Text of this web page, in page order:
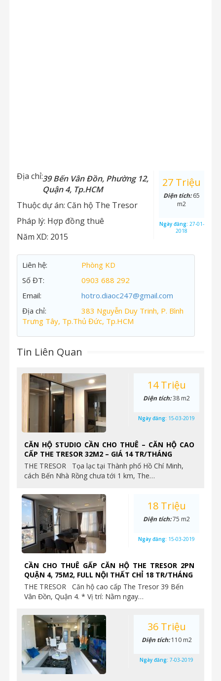
Địa chỉ:39 Bến Vân Đồn, Phường 12,
Quận 4, Tp.HCM
Thuộc dự án: Căn hộ The Tresor
Pháp lý: Hợp đồng thuê
Năm XD: 2015
27 Triệu
Diện tích:65
m2
Ngày đăng: 27-01-
2018
Liên hệ:
Phòng KD
Số ĐT:
0903 688 292
Email:
hotro.diaoc247@gmail.com
Địa chỉ:
383 Nguyễn Duy Trinh, P. Bình
Trưng Tây, Tp.Thủ Đức, Tp.HCM
Tin Liên Quan
CĂN HỘ STUDIO CẦN CHO THUÊ – CĂN HỘ CAO
CẤP THE TRESOR 32M2 – GIÁ 14 TR/THÁNG
THE TRESOR Tọa lạc tại Thành phố Hồ Chí Minh,
cách Bến Nhà Rồng chưa tới 1 km, The…
14 Triệu
Diện tích:38 m2
Ngày đăng: 15-03-2019
CẦN CHO THUÊ GẤP CĂN HỘ THE TRESOR 2PN
QUẬN 4, 75M2, FULL NỘI THẤT CHỈ 18 TR/THÁNG
THE TRESOR Căn hộ cao cấp The Tresor 39 Bến
Vân Đồn, Quận 4. * Vị trí: Nằm ngay…
18 Triệu
Diện tích:75 m2
Ngày đăng: 15-03-2019
36 Triệu
Diện tích:110 m2
Ngày đăng: 7-03-2019